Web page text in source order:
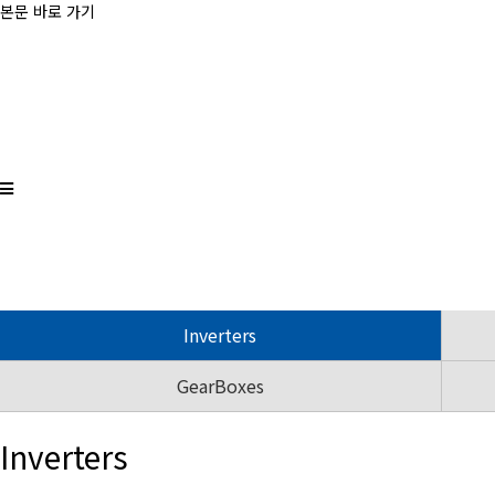
본문 바로 가기
Inverters
GearBoxes
Inverters